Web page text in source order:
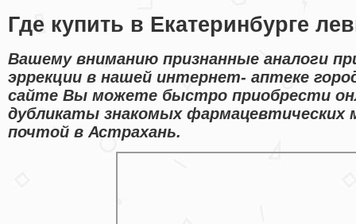
Где купить в Екатеринбурге
Вашему вниманию признанные аналоги
эррекции в нашей интернет- аптеке
сайте Вы можете быстро приобрести
дубликаты знакомых фармацевтических
почтой в Астрахань.